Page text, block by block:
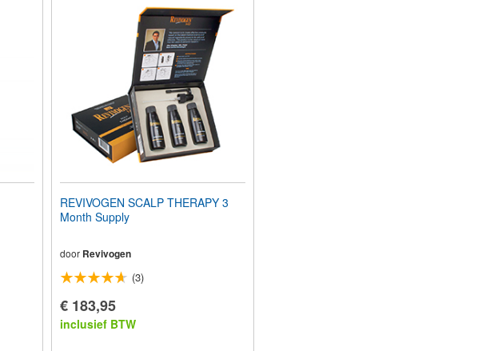
REVIVOGEN SCALP THERAPY 3
Month Supply
door Revivogen
(3)
€ 183,95
inclusief BTW